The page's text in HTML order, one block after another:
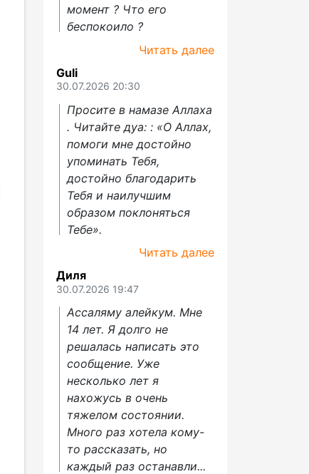
момент ? Что его
беспокоило ?
Читать далее
Guli
30.07.2026 20:30
Просите в намазе Аллаха
. Читайте дуа: : «О Аллах,
помоги мне достойно
упоминать Тебя,
достойно благодарить
Тебя и наилучшим
образом поклоняться
Тебе».
Читать далее
Диля
30.07.2026 19:47
Ассаляму алейкум. Мне
14 лет. Я долго не
решалась написать это
сообщение. Уже
несколько лет я
нахожусь в очень
тяжелом состоянии.
Много раз хотела кому-
то рассказать, но
каждый раз останавли...